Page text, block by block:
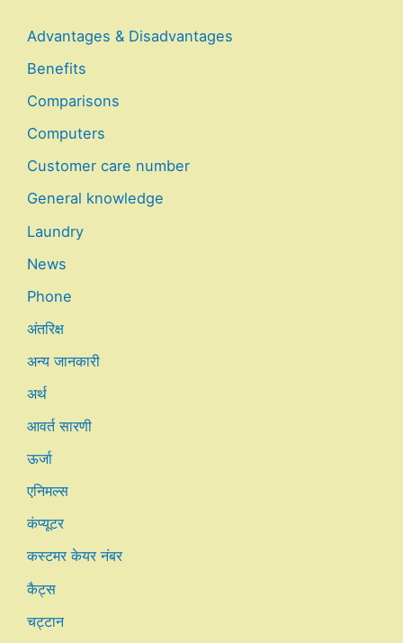
Advantages & Disadvantages
Benefits
Comparisons
Computers
Customer care number
General knowledge
Laundry
News
Phone
अंतरिक्ष
अन्य जानकारी
अर्थ
आवर्त सारणी
ऊर्जा
एनिमल्स
कंप्यूटर
कस्टमर केयर नंबर
कैट्स
चट्टान